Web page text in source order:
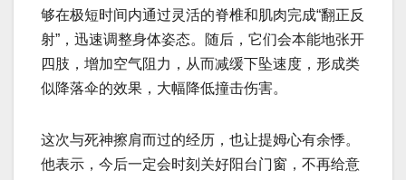
够在极短时间内通过灵活的脊椎和肌肉完成“翻正反
射”，迅速调整身体姿态。随后，它们会本能地张开
四肢，增加空气阻力，从而减缓下坠速度，形成类
似降落伞的效果，大幅降低撞击伤害。
这次与死神擦肩而过的经历，也让提姆心有余悸。
他表示，今后一定会时刻关好阳台门窗，不再给意